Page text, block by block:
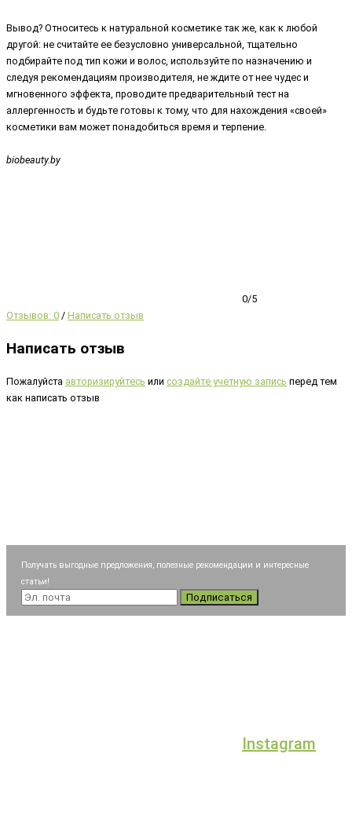
Вывод? Относитесь к натуральной косметике так же, как к любой
другой: не считайте ее безусловно универсальной, тщательно
подбирайте под тип кожи и волос, используйте по назначению и
следуя рекомендациям производителя, не ждите от нее чудес и
мгновенного эффекта, проводите предварительный тест на
аллергенность и будьте готовы к тому, что для нахождения «своей»
косметики вам может понадобиться время и терпение.
biobeauty.by
0/5
Отзывов: 0 / Написать отзыв
Написать отзыв
Пожалуйста авторизируйтесь или создайте учетную запись перед тем
как написать отзыв
Получать выгодные предложения, полезные рекомендации и интересные
статьи!
Подписаться
Instagram